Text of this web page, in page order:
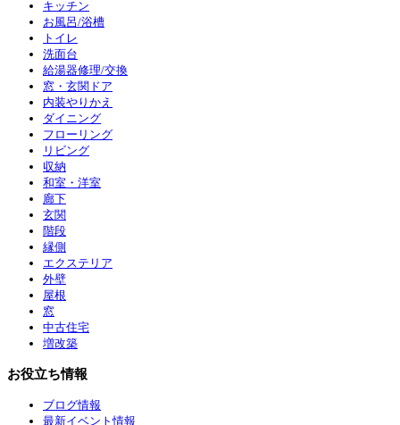
キッチン
お風呂/浴槽
トイレ
洗面台
給湯器修理/交換
窓・玄関ドア
内装やりかえ
ダイニング
フローリング
リビング
収納
和室・洋室
廊下
玄関
階段
縁側
エクステリア
外壁
屋根
窓
中古住宅
増改築
お役立ち情報
ブログ情報
最新イベント情報